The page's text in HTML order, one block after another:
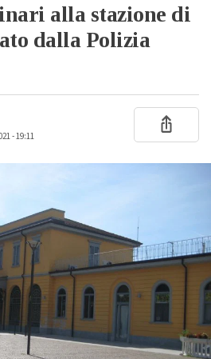
alla stazione di
dalla Polizia
- 19:11